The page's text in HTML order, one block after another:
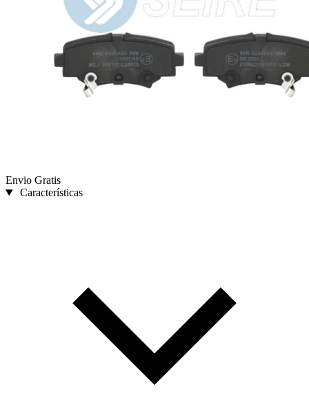
Envio Gratis
Características